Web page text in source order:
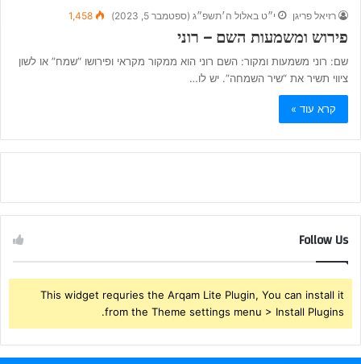
רזיאל פריגן י״ט באלול ה׳תשפ״ג (ספטמבר 5, 2023) 1,458
פירוש ומשמעות השם – רוני
שם: רוני משמעות ומקור: השם רוני הוא ממקור מקראי ופירושו “שמח” או לשון
ציווי תשיר את “שיר השמחה”. יש לו…
קרא עוד »
Follow Us
This widget requries the Arqam Lite Plugin, You can install it
from the Theme settings menu > Install Plugins.